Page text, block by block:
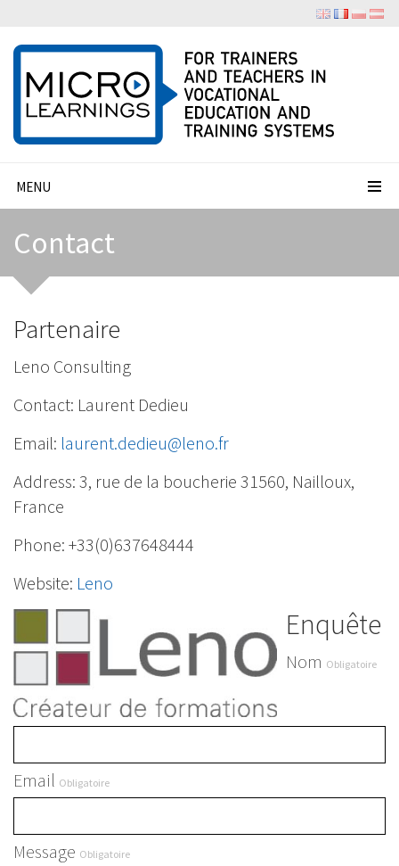
MENU
Contact
Partenaire
Leno Consulting
Contact: Laurent Dedieu
Email: laurent.dedieu@leno.fr
Address: 3, rue de la boucherie 31560, Nailloux,
France
Phone: +33(0)637648444
Website: Leno
Enquête
Nom Obligatoire
Email Obligatoire
Message Obligatoire